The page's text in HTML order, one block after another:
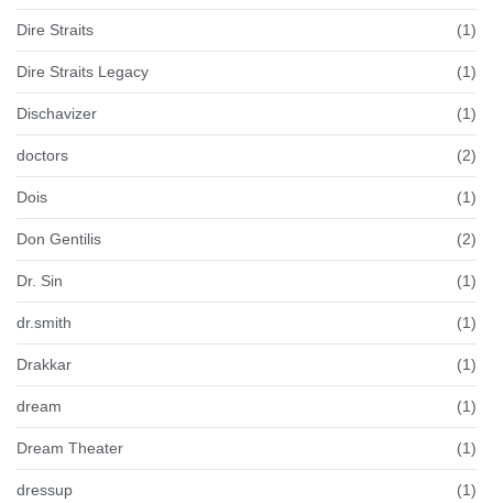
Dire Straits (1)
Dire Straits Legacy (1)
Dischavizer (1)
doctors (2)
Dois (1)
Don Gentilis (2)
Dr. Sin (1)
dr.smith (1)
Drakkar (1)
dream (1)
Dream Theater (1)
dressup (1)